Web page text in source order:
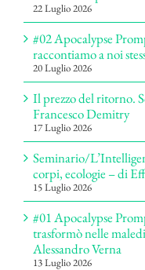
22 Luglio 2026
#02 Apocalypse
raccontiamo a noi
20 Luglio 2026
Il prezzo del ritorno.
Francesco Demitry
17 Luglio 2026
Seminario/
corpi, ecologie – di
15 Luglio 2026
#01 Apocalypse
trasformò nelle
Alessandro Verna
13 Luglio 2026